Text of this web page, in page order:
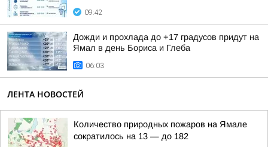
09:42
Дожди и прохлада до +17 градусов придут на
Ямал в день Бориса и Глеба
06:03
ЛЕНТА НОВОСТЕЙ
Количество природных пожаров на Ямале
сократилось на 13 — до 182